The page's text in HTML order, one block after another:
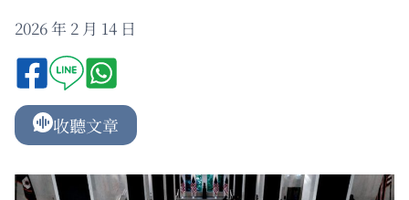
2026 年 2 月 14 日
收聽文章